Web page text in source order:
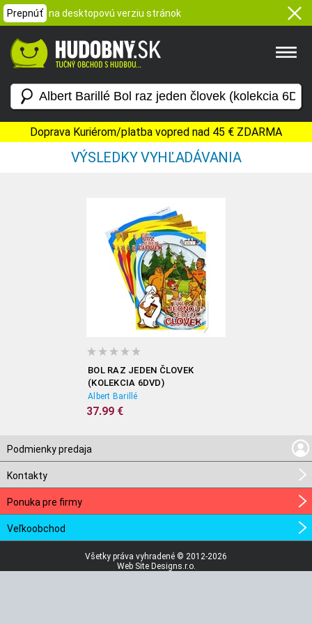
Prepnúť na desktopovú verziu stránok
Doprava Kuriérom/platba vopred nad 45 € ZDARMA
VÝSLEDKY VYHĽADÁVANIA
BOL RAZ JEDEN ČLOVEK
(KOLEKCIA 6DVD)
Albert Barillé
37.99 €
Podmienky predaja
Kontakty
Ponuka pre firmy
Veľkoobchod
Všetky práva vyhradené © 2012-2026
Web Site Designs.r.o.